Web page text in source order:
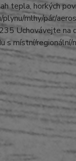
tepla, horkých
mlhy/pár/
Uchovávejte na
s místní/regionální/